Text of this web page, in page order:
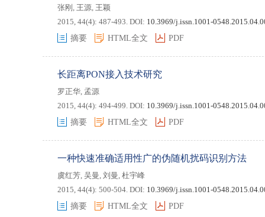
张刚 , 王源, 王颖
2015, 44(4): 487-493. DOI: 10.3969/j.issn.1001-
摘要
HTML全文 PDF
长距离PON接入技术研究
罗正华, 孟源
2015, 44(4): 494-499. DOI: 10.3969/j.issn.1001-
摘要
HTML全文 PDF
一种快速准确适用性广的伪随机扰码识别方法
虞红芳, 吴曼, 刘曼, 杜宇峰
2015, 44(4): 500-504. DOI: 10.3969/j.issn.1001-
摘要
HTML全文 PDF